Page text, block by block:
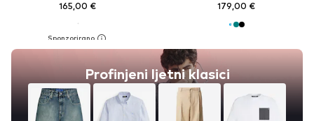
165,00 €
Profinjeni ljetni klasici
179,00 €